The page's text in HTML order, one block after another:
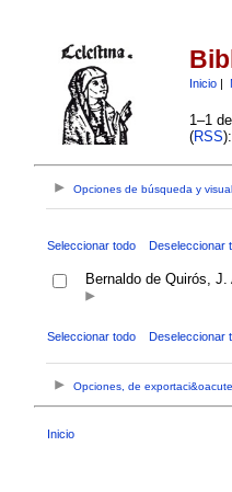
Inicio|
1–1
(RSS):
Opciones de búsqueda y
Seleccionar todo Deseleccionar
Bernaldo de Quirós,
Seleccionar todo Deseleccionar
Opciones, de
Inicio